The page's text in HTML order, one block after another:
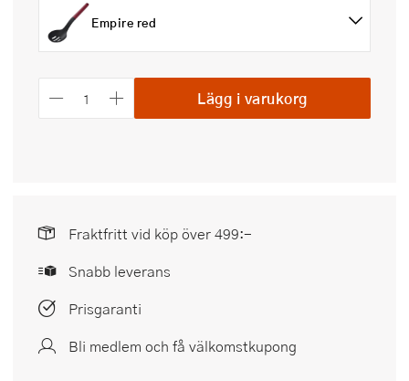
Empire red
Lägg i varukorg
Fraktfritt vid köp över 499:-
Snabb leverans
Prisgaranti
Bli medlem och få välkomstkupong